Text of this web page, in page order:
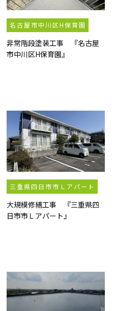
名古屋市中川区H保育園
非常階段塗装工事 『名古屋
市中川区H保育園』
三重県四日市市Ｌアパート
大規模修繕工事 『三重県四
日市市Ｌアパート』